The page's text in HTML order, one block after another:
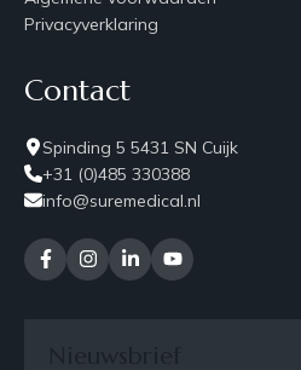
Privacyverklaring
Contact
Spinding 5 5431 SN Cuijk
+31 (0)485 330388
info@suremedical.nl